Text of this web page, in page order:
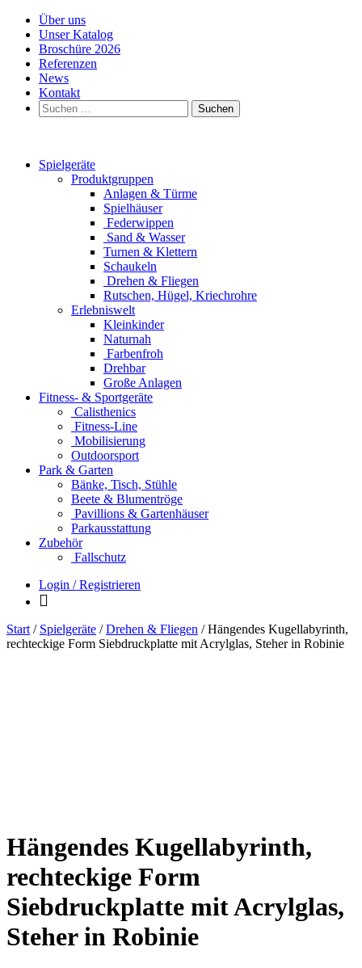
Über uns
Unser Katalog
Broschüre 2026
Referenzen
News
Kontakt
Suchen
nach:
Spielgeräte
Produktgruppen
Anlagen & Türme
Spielhäuser
Federwippen
Sand & Wasser
Turnen & Klettern
Schaukeln
Drehen & Fliegen
Rutschen, Hügel, Kriechrohre
Erlebniswelt
Kleinkinder
Naturnah
Farbenfroh
Drehbar
Große Anlagen
Fitness- & Sportgeräte
Calisthenics
Fitness-Line
Mobilisierung
Outdoorsport
Park & Garten
Bänke, Tisch, Stühle
Beete & Blumentröge
Pavillions & Gartenhäuser
Parkausstattung
Zubehör
Fallschutz
Login / Registrieren
Start / Spielgeräte /Drehen & Fliegen / Hängendes Kugellabyrinth,
rechteckige Form Siebdruckplatte mit Acrylglas, Steher in Robinie
Hängendes Kugellabyrinth,
rechteckige Form
Siebdruckplatte mit Acrylglas,
Steher in Robinie